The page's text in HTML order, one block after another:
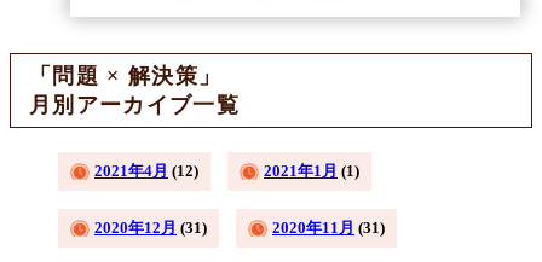
「問題 × 解決策」
月別アーカイブ一覧
2021年4月 (12) 2021年1月 (1)
2020年12月 (31) 2020年11月 (31)